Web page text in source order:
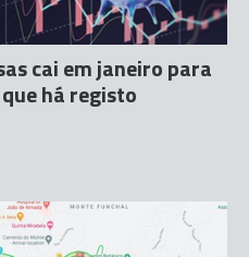
cai em janeiro para
há registo